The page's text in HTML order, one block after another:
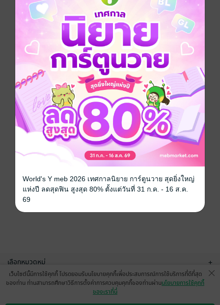
ขออภัยด้วยนะคะ
ไม่พบข้อมูลในหัวข้อที่คุณกำลังชมค่ะ
เลือกหมวดหมู่ +
บริการช่วยเหลือ
เว็บไซต์นี้มีการใช้คุกกี้ โปรดยอมรับนโยบายคุกกี้เพื่อประสบการณ์การใช้บริการที่ดีที่สุด
ของท่าน ท่านสามารถศึกษาวิธีการตั้งค่าการควบคุมคุกกี้ของท่านผ่านนโยบายการใช้คุกกี้
ของเราที่นี่
World's Y meb 2026 เทศกาลนิยาย การ์ตูนวาย สุดยิ่งใหญ่
แห่งปี ลดสุดฟิน สูงสุด 80% ตั้งแต่วันที่ 31 ก.ค. - 16 ส.ค.
69